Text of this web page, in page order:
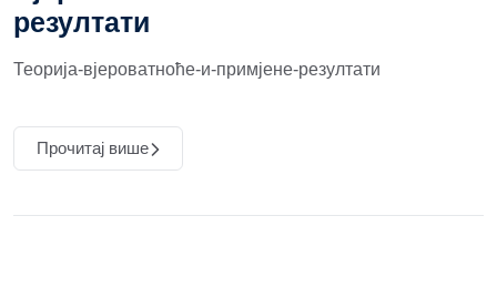
резултати
Теорија-вјероватноће-и-примјене-резултати
Прочитај више